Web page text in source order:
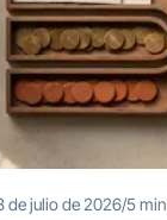
de julio de 2026/5 min